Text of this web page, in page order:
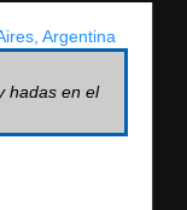
Argentina
hadas en el